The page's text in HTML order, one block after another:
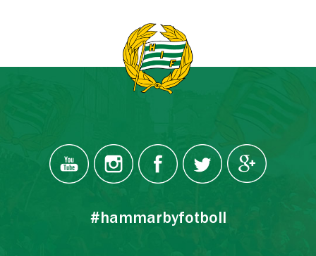
#hammarbyfotboll